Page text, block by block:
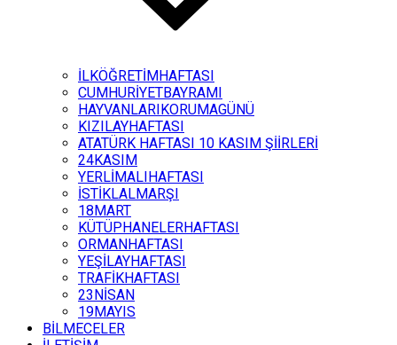
İLKÖĞRETİMHAFTASI
CUMHURİYETBAYRAMI
HAYVANLARIKORUMAGÜNÜ
KIZILAYHAFTASI
ATATÜRK HAFTASI 10 KASIM ŞİİRLERİ
24KASIM
YERLİMALIHAFTASI
İSTİKLALMARŞI
18MART
KÜTÜPHANELERHAFTASI
ORMANHAFTASI
YEŞİLAYHAFTASI
TRAFİKHAFTASI
23NİSAN
19MAYIS
BİLMECELER